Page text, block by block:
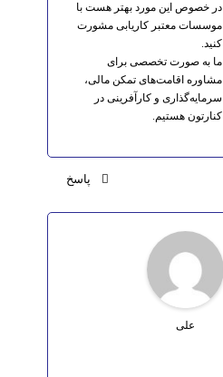
در خصوص این مورد بهتر هست با
موسسات معتبر کاریابی مشورت
کنید.
ما به صورت تخصصی برای
مشاوره اقامت‌های تمکن مالی،
سرمایه‌گذاری و کارآفرینی در
کنارتون هستیم.
پاسخ
على